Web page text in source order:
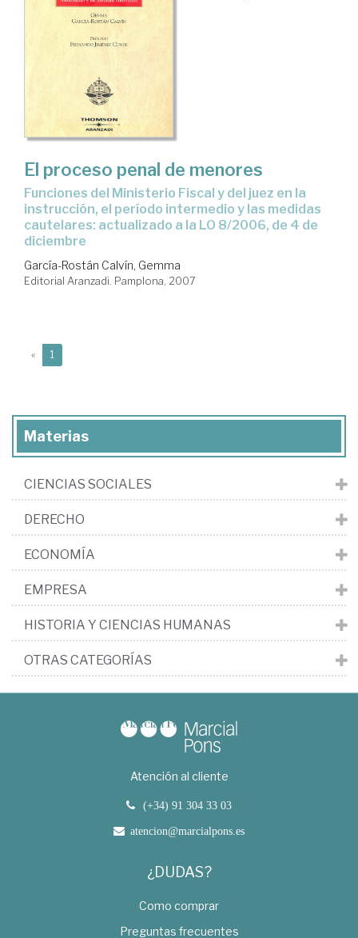
El proceso penal de menores
funciones del Ministerio Fiscal y del juez en la
instrucción, el período intermedio y las medidas
cautelares: actualizado a la LO 8/2006, de 4 de
diciembre
García-Rostán Calvín, Gemma
Editorial Aranzadi. Pamplona, 2007
« 1
Materias
CIENCIAS SOCIALES
DERECHO
ECONOMÍA
EMPRESA
HISTORIA Y CIENCIAS HUMANAS
OTRAS CATEGORÍAS
Atención al cliente
(+34) 91 304 33 03
atencion@marcialpons.es
¿DUDAS?
Como comprar
Preguntas frecuentes